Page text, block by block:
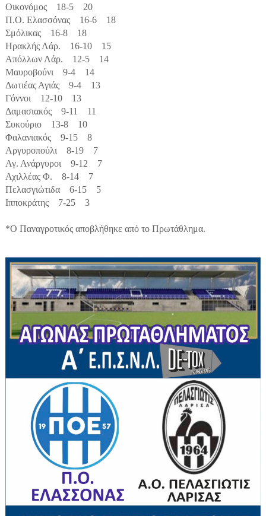
Οικονόμος 18-5 20
Π.Ο. Ελασσόνας 16-6 18
Σμόλικας 16-8 18
Ηρακλής Λάρ. 16-10 15
Απόλλων Λάρ. 12-5 14
Μαυροβούνι 9-4 14
Δωτιέας Αγιάς 9-4 13
Γόννοι 12-10 13
Δαμασιακός 9-11 11
Συκούριο 13-8 10
Φαλανιακός 9-15 8
Αργυροπούλι 8-19 7
Αγ. Ανάργυροι 9-12 7
Αχιλλέας Φ. 8-14 7
Πελασγιώτιδα 6-15 5
Ιπποκράτης 7-25 3
*Ο Παναγροτικός αποβλήθηκε από το Πρωτάθλημα.